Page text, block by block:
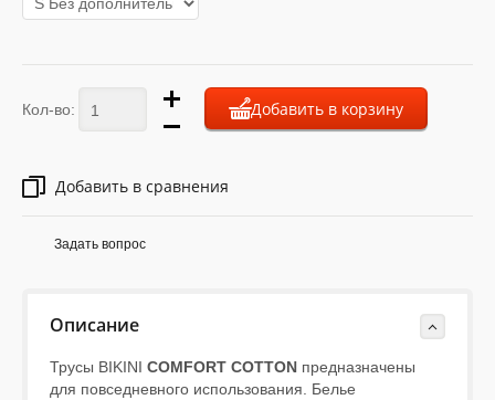
Кол-во: Добавить в корзину
Добавить в сравнения
Задать вопрос
Описание
Трусы BIKINI COMFORT COTTON предназначены
для повседневного использования. Белье